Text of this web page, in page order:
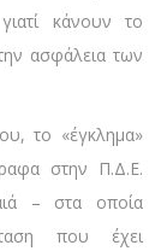
κάνουν το
ασφάλεια των
το «έγκλημα»
στην Π.Δ.Ε.
– στα οποία
που έχει